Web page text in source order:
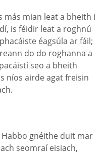
más mian leat a bheith i
is féidir leat a roghnú
éagsúla ar fáil;
do do roghanna a
seo a bheith
níos airde agat freisin
gnéithe duit mar
seomraí eisiach,